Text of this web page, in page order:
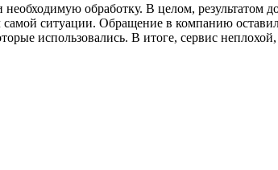
обработку. В целом, результатом
ситуации. Обращение в компанию
использовались. В итоге, сервис